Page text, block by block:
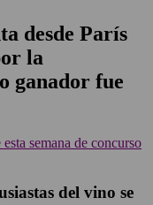
desde París
la
ganador fue
semana de concurso
del vino se